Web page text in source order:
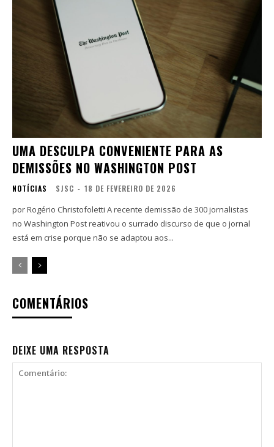
UMA DESCULPA CONVENIENTE PARA AS
DEMISSÕES NO WASHINGTON POST
NOTÍCIAS SJSC - 18 DE FEVEREIRO DE 2026
por Rogério Christofoletti A recente demissão de 300 jornalistas
no Washington Post reativou o surrado discurso de que o jornal
está em crise porque não se adaptou aos...
COMENTÁRIOS
DEIXE UMA RESPOSTA